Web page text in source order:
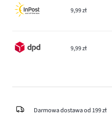
9,99 zł
9,99 zł
Darmowa dostawa od 199 zł